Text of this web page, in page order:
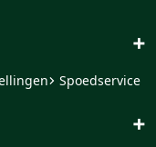
+
Spoedservice
+